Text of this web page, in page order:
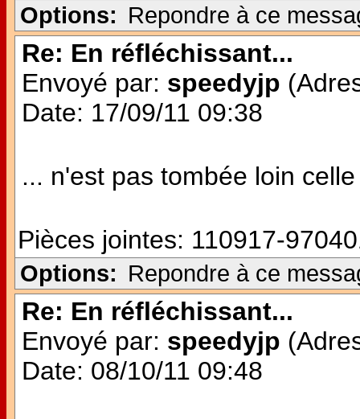
Options: Repondre à ce
Re: En réfléchissant...
Envoyé par: speedyjp
Date: 17/09/11 09:38
... n'est pas tombée loin
Pièces jointes: 110917-
Options: Repondre à ce
Re: En réfléchissant...
Envoyé par: speedyjp
Date: 08/10/11 09:48